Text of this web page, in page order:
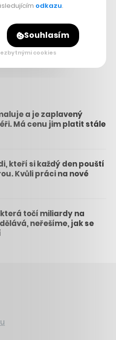
a je zaplavený
Má cenu jim platit stále
kteří si každý den pouští
Kvůli práci na nové
která točí miliardy na
neřešíme, jak se
odkazu.
Souhlasím
cookies